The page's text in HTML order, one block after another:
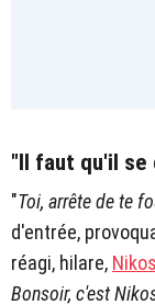
"Il faut qu'il se
"Toi, arrête de te
d'entrée,
réagi, hilare,
Bonsoir, c'est